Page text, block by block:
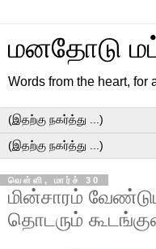
மனதோடு
Words from the heart, for
வெள்ளி, மார்ச் 30
மின்சாரம்
தொடரும்